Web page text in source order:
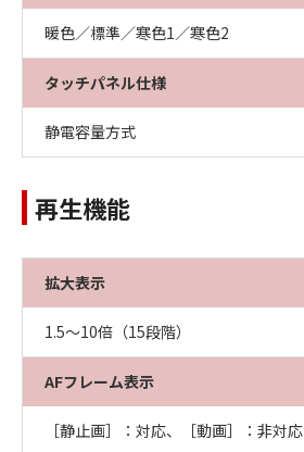
暖色／標準／寒色1／寒色2
タッチパネル仕様
静電容量方式
再生機能
拡大表示
1.5～10倍（15段階）
AFフレーム表示
［静止画］：対応、［動画］：非対応